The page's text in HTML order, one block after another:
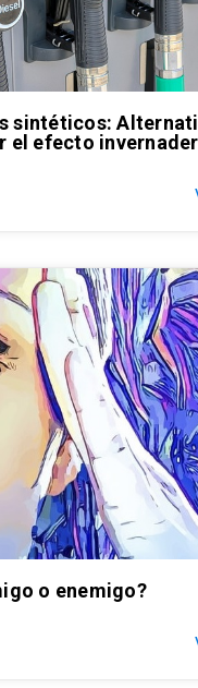
sintéticos:
el efecto
o enemigo?